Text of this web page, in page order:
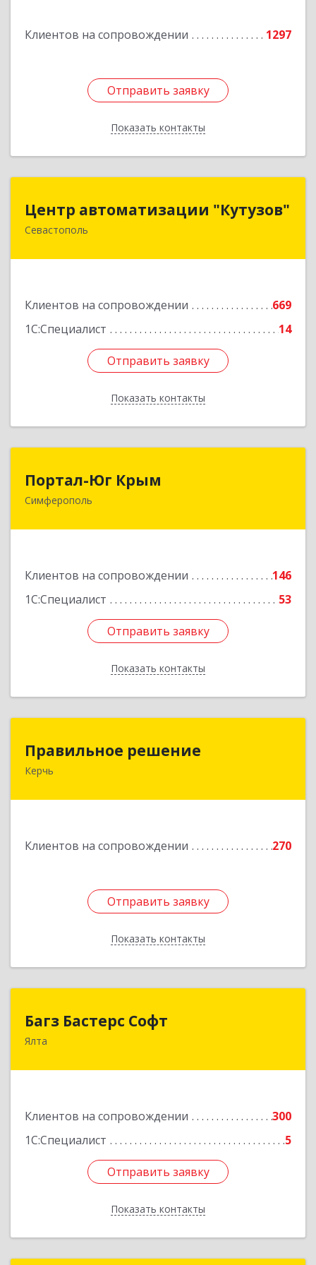
Клиентов на сопровождении 1297
Отправить заявку
Показать контакты
Отправить заявку
Назад
Центр автоматизации "Кутузов"
Севастополь
Клиентов на сопровождении
669
1С:Специалист
14
Отправить заявку
Показать контакты
299011, Севастополь г, Генерала Петрова ул,
Отправить заявку
Назад
Портал-Юг Крым
Симферополь
Клиентов на сопровождении
146
1С:Специалист
53
Отправить заявку
Показать контакты
295015, Крым Респ, Симферополь г, Козлова ул,
Отправить заявку
Назад
Правильное решение
Керчь
Клиентов на сопровождении 270
Отправить заявку
Показать контакты
298330, Крым Респ, Керчь г, Адмиралтейский
Отправить заявку
Назад
Багз Бастерс Софт
Ялта
Клиентов на сопровождении
300
1С:Специалист
5
Отправить заявку
Показать контакты
Багз Бастерс Софт
298603, Крым Респ, Ялта г, Свердлова ул, дом №
Отправить заявку
Назад